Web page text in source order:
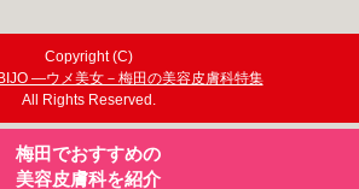
Copyright (C)
―ウメ美女－梅田の美容皮膚科特集
All Rights Reserved.
梅田でおすすめの
美容皮膚科を紹介